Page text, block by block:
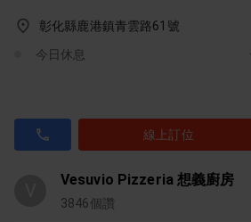
彰化縣鹿港鎮青雲路61號
今日休息
線上訂位
Vesuvio Pizzeria 想義廚房
3846個讚